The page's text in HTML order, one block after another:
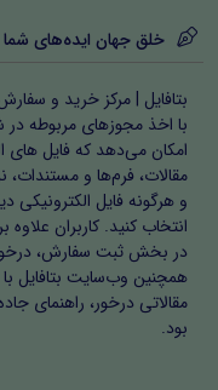
خلق جهان ایده‌های شما
بتافایل | مرکز خرید و
امکان می‌دهد که فایل های
مقالات، فرم‌ها و مستندات،
و هرگونه فایل الکترونیکی
انتخاب کنید. کاربران علاوه
در بخش ثبت سفارش،
همچنین وب‌سایت بتافایل
مقالاتی درخور، راهنمای
بود.